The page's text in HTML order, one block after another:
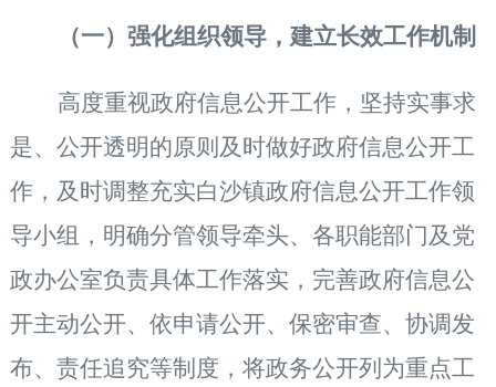
（一）强化组织领导，建立长效工作机制
高度重视政府信息公开工作，坚持实事求
是、公开透明的原则及时做好政府信息公开工
作，及时调整充实白沙镇政府信息公开工作领
导小组，明确分管领导牵头、各职能部门及党
政办公室负责具体工作落实，完善政府信息公
开主动公开、依申请公开、保密审查、协调发
布、责任追究等制度，将政务公开列为重点工